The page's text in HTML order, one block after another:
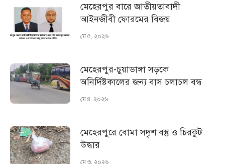
মেহেরপুর বারে জাতীয়তাবাদী
আইনজীবী ফোরমের বিজয়
মে ৫, ২০২৬
মেহেরপুর-চুয়াডাঙ্গা সড়কে
অনির্দিষ্টকালের জন্য বাস চলাচল বন্ধ
মে ৪, ২০২৬
মেহেরপুরে বোমা সদৃশ বস্তু ও চিরকুট
উদ্ধার
মে ৩, ২০২৬